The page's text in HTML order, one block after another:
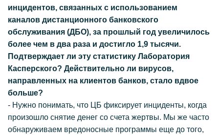
инцидентов, связанных с использованием
каналов дистанционного банковского
обслуживания (ДБО), за прошлый год увеличилось
более чем в два раза и достигло 1,9 тысячи.
Подтверждает ли эту статистику Лаборатория
Касперского? Действительно ли вирусов,
направленных на клиентов банков, стало вдвое
больше?
- Нужно понимать, что ЦБ фиксирует инциденты, когда
произошло снятие денег со счета жертвы. Мы же часто
обнаруживаем вредоносные программы еще до того,